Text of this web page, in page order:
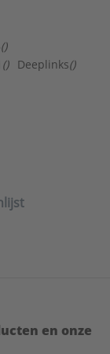
()
() Deeplinks()
en onze